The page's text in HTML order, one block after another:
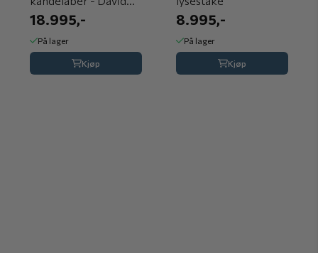
Andersen
18.995,-
På lager
Kjøp
8.995,-
På lager
Kjøp